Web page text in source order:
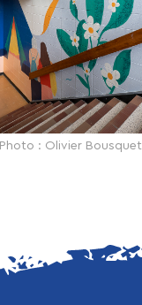
: Olivier Bousquet